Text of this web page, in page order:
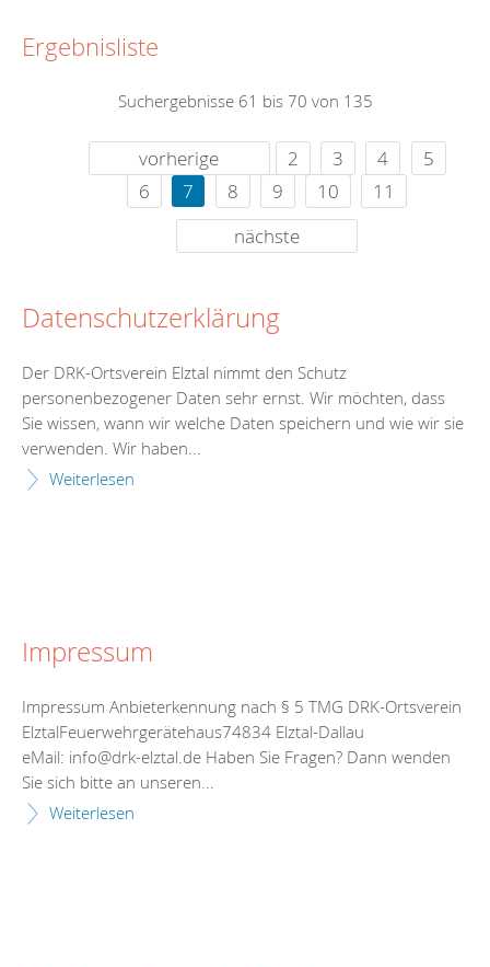
Ergebnisliste
Suchergebnisse 61 bis 70 von 135
vorherige 2 3 4
5
6
7 8 9 10
11
nächste
Datenschutzerklärung
Der DRK-Ortsverein Elztal nimmt den Schutz
personenbezogener Daten sehr ernst. Wir möchten, dass
Sie wissen, wann wir welche Daten speichern und wie wir sie
verwenden. Wir haben...
Weiterlesen
Impressum
Impressum Anbieterkennung nach § 5 TMG DRK-Ortsverein
ElztalFeuerwehrgerätehaus74834 Elztal-Dallau
eMail: info@drk-elztal.de Haben Sie Fragen? Dann wenden
Sie sich bitte an unseren...
Weiterlesen